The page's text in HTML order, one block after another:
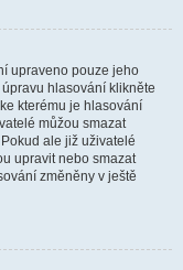
upraveno pouze jeho
hlasování klikněte
kterému je hlasování
můžou smazat
ale již uživatelé
upravit nebo smazat
změněny v ještě